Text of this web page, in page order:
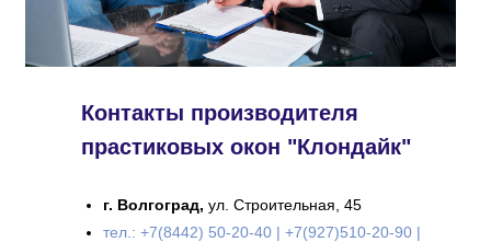
г. Волгоград, ул. Строительная, 45
тел.: +7(8442) 50-20-40 | +7(927)510-20-90 |
Контакты производителя
прастиковых окон "Клондайк"